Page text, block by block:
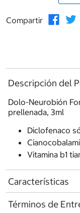
Compartir
Descripción del
Dolo-Neurobión
prellenada, 3ml
Diclofenaco
Vitamina b1
Características
Términos de